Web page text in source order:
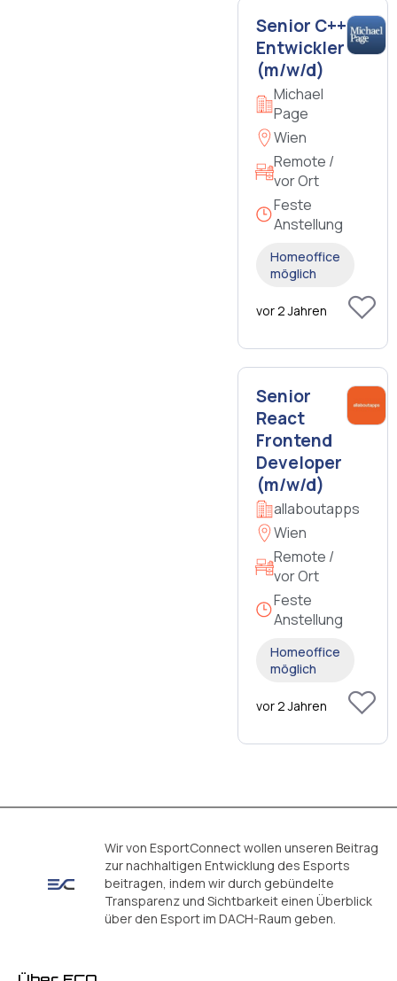
Senior C++
Entwickler
(m/w/d)
Michael
Page
Wien
Remote /
vor Ort
Feste
Anstellung
Homeoffice
möglich
vor 2 Jahren
Senior
React
Frontend
Developer
(m/w/d)
allaboutapps
Wien
Remote /
vor Ort
Feste
Anstellung
Homeoffice
möglich
vor 2 Jahren
Wir von EsportConnect wollen unseren Beitrag
zur nachhaltigen Entwicklung des Esports
beitragen, indem wir durch gebündelte
Transparenz und Sichtbarkeit einen Überblick
über den Esport im DACH-Raum geben.